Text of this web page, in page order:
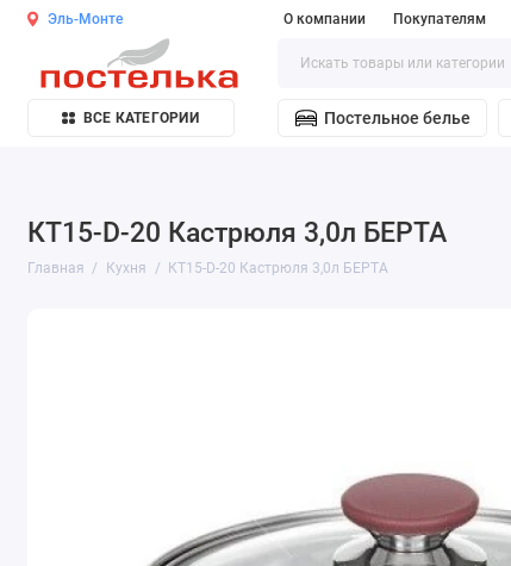
Эль-Монте О компании Покупателям
ВСЕ КАТЕГОРИИ Постельное белье
КТ15-D-20 Кастрюля 3,0л БЕРТА
Главная Кухня КТ15-D-20 Кастрюля 3,0л БЕРТА